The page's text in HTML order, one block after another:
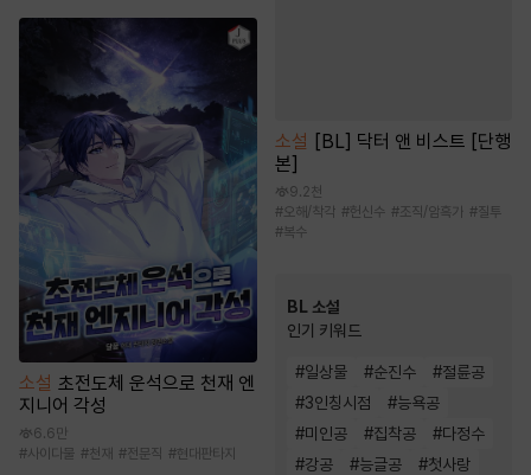
소설 초전도체 운석으로 천재 엔
지니어 각성
6.6만
#사이다물 #천재 #전문직 #현대판타지
소설 [BL] 닥터 앤 비스트 [단행
본]
9.2천
#오해/착각 #헌신수 #조직/암흑가 #질투
#복수
BL 소설
인기 키워드
#일상물 #순진수 #절륜공
#3인칭시점 #능욕공
#미인공 #집착공 #다정수
#강공 #능글공 #첫사랑